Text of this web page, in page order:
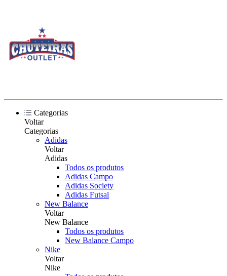
Categorias
Voltar
Categorias
Adidas
Voltar
Adidas
Todos os produtos
Adidas Campo
Adidas Society
Adidas Futsal
New Balance
Voltar
New Balance
Todos os produtos
New Balance Campo
Nike
Voltar
Nike